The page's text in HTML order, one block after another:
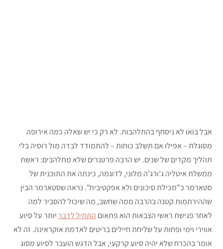
אבל בואו לא ניסחף בהתלהבות. לא רק כי יש שאלה כמה אירופה
מסוגלת – אפילו אם תשלב כוחות – להתמודד לבדה מול רוסיה בלי
תהליך מקדים של שנים. יש הרבה פרטנרים שלא מתלהבים: ראשת
ממשלת איטליה ג’ורג’ה מלוני, לדוגמה, כינתה את התוכנית של
סטארמר כ”מכילת סיכונים ולא אפקטיבית”. נראה שסטארמר הבין
שההירתמות קטנה בהרבה ממה שחשב, מה שיכול להסביר למה
לאחר פגישת ראשי הצבאות הוא פתאום התחיל לדבריותר על סיוע
אווירי וימי ופחות על שליחת חיילים בריטים לאדמת אוקראינה. זה לא
אומר בהכרח שלא יהיה סיוע קרקעי, אבל הדגש הועבר לסיוע מסוג